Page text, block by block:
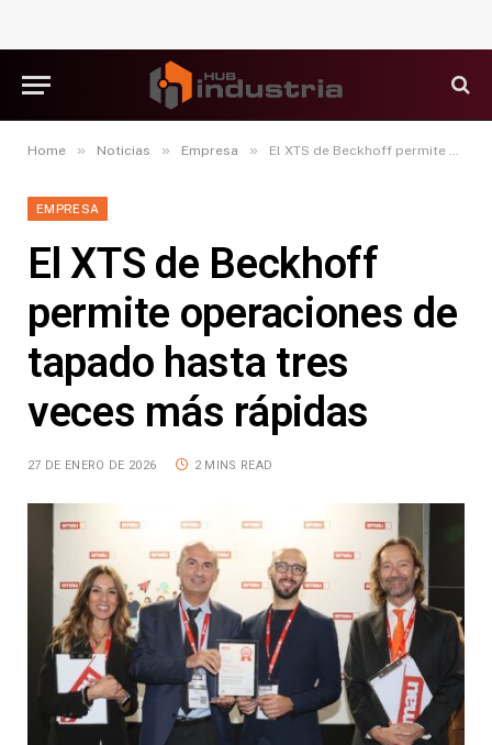
Home » Noticias » Empresa » El XTS de Beckhoff permite operaciones de tapado hasta tres veces más rápidas
EMPRESA
El XTS de Beckhoff
permite operaciones de
tapado hasta tres
veces más rápidas
27 DE ENERO DE 2026 2 MINS READ